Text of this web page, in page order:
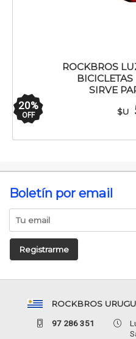
ROCKBROS
SIRVE
20%
OFF $U
Boletín por email
Registrarme
ROCKBROS
97 286 351